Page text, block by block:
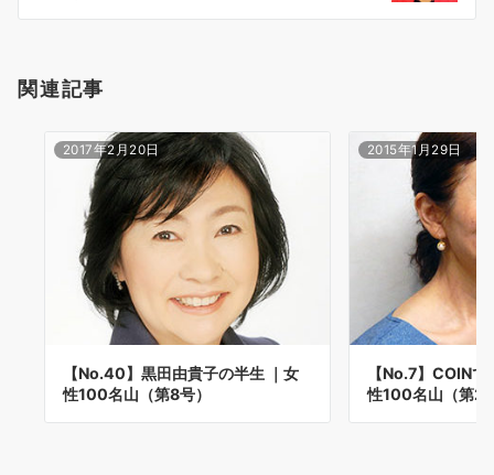
ン
関連記事
2017年2月20日
【No.40】黒田由貴子の半生 ｜女
性100名山（第8号）
2015年1月29日
【No.7】COIN
性100名山（第2